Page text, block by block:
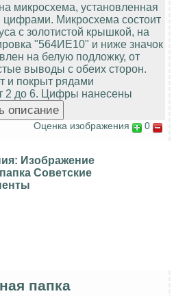
микросхема, установленная
Микросхема состоит
с золотистой крышкой, на
"564ИЕ10" и ниже значок
на белую подложку, от
выводы с обеих сторон.
и покрыт рядами
2 до 6. Цифры нанесены
Оценка изображения 0
Изображение
Советские
папка